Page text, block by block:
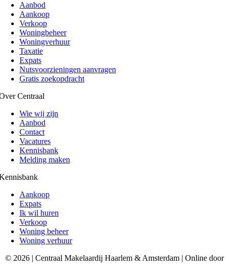
Aanbod
Aankoop
Verkoop
Woningbeheer
Woningverhuur
Taxatie
Expats
Nutsvoorzieningen aanvragen
Gratis zoekopdracht
Centraal
Wie wij zijn
Aanbod
Contact
Vacatures
Kennisbank
Melding maken
Aankoop
Expats
Ik wil huren
Verkoop
Woning beheer
Woning verhuur
© 2026 | Centraal Makelaardij Haarlem & Amsterdam | Online door